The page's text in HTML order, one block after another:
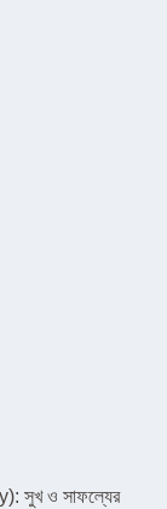
সুখ ও সাফল্যের